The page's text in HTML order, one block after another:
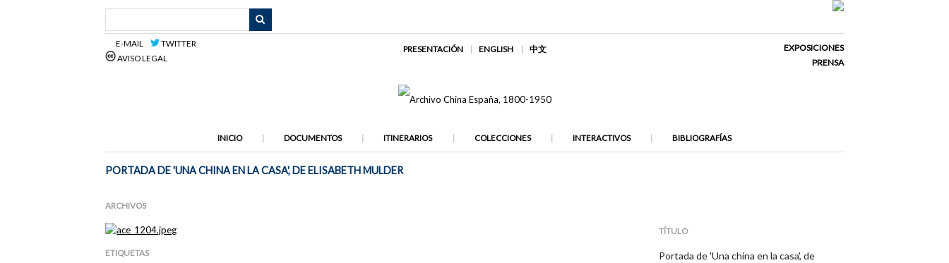
E-MAIL
TWITTER
AVISO LEGAL
PRESENTACIÓN ENGLISH 中文
EXPOSICIONES
PRENSA
INICIO DOCUMENTOS ITINERARIOS COLECCIONES INTERACTIVOS BIBLIOGRAFÍAS
PORTADA DE 'UNA CHINA EN LA CASA', DE ELISABETH MULDER
ARCHIVOS
ETIQUETAS
TÍTULO
Portada de 'Una china en la casa', de